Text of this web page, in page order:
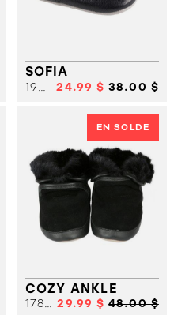
SOFIA
19878 24.99 $ 38.00 $
EN SOLDE
COZY ANKLE
17801 29.99 $ 48.00 $